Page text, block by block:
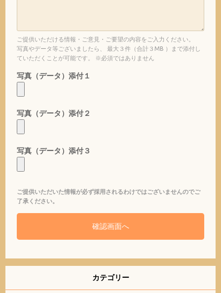
ご提供いただける情報・ご意見・ご要望の内容をご入力ください。
写真やデータ等ございましたら、 最大３件（合計３MB ）まで添付し
ていただくことが可能です。 ※必須ではありません
写真（データ）添付１
写真（データ）添付２
写真（データ）添付３
ご提供いただいた情報が必ず採用されるわけではございませんのでご
了承ください。
カテゴリー